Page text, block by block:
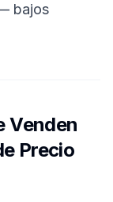
bajos
Venden
Precio